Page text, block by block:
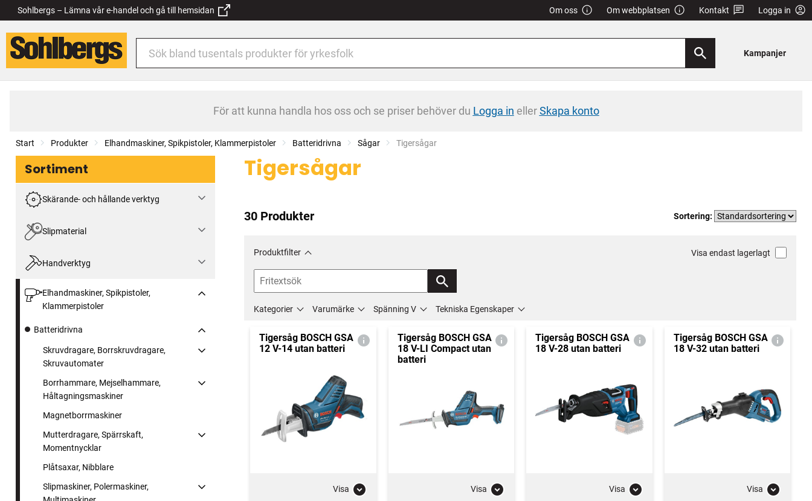
Sohlbergs – Lämna vår e-handel och gå till hemsidan Om oss Om webbplatsen Kontakt Logga in
Kampanjer
För att kunna handla hos oss och se priser behöver du Logga in ellerSkapa konto
Start Produkter Elhandmaskiner, Spikpistoler, Klammerpistoler Batteridrivna Sågar Current:
Tigersågar
Sortiment
Skärande- och hållande verktyg
Slipmaterial
Handverktyg
Elhandmaskiner, Spikpistoler,
Klammerpistoler
Batteridrivna
Skruvdragare, Borrskruvdragare,
Skruvautomater
Borrhammare, Mejselhammare,
Håltagningsmaskiner
Magnetborrmaskiner
Mutterdragare, Spärrskaft,
Momentnycklar
Plåtsaxar, Nibblare
Slipmaskiner, Polermaskiner,
Tigersågar
30 Produkter Sortering:
Produktfilter Visa endast lagerlagt
Kategorier Varumärke Spänning V Tekniska Egenskaper
Tigersåg BOSCH GSA
12 V-14 utan batteri
Visa
Tigersåg BOSCH GSA
18 V-LI Compact utan
batteri
Visa
Tigersåg BOSCH GSA
18 V-28 utan batteri
Visa
Tigersåg BOSCH GSA
18 V-32 utan batteri
Visa